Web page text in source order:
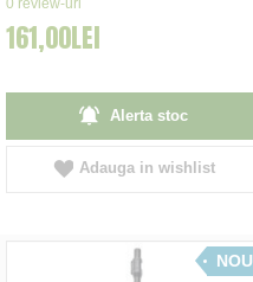
0 review-uri
161,00LEI
Alerta stoc
Adauga in wishlist
NOU